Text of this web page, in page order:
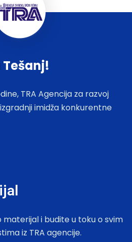
TRA Agencija za razvoj
imidža konkurentne
i budite u toku o svim
iz TRA agencije.